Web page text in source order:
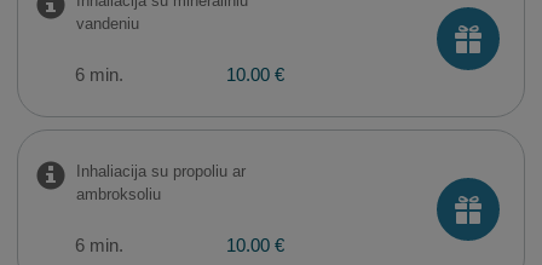
vandeniu
6 min. 10.00 €
Inhaliacija su propoliu ar
ambroksoliu
6 min. 10.00 €